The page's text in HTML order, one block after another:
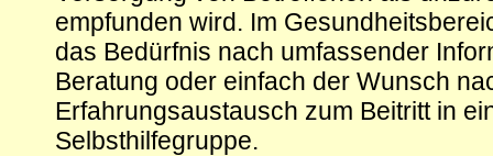
empfunden wird. Im
das Bedürfnis nach umfassender
Beratung oder einfach der Wunsch
Erfahrungsaustausch zum Beitritt in
Selbsthilfegruppe.